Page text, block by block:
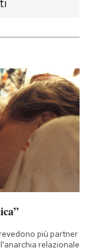
più partner
relazionale